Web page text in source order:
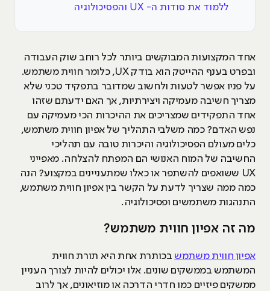
ללמוד את סודות ה- UX והפסיכולוגיה
אחד המקצועות המבוקשים ביותר לכל רוחב שוק העבודה
ובפרט בענף ההייטק הוא בודק UX, כלומר חווית משתמש.
על פניו אפשר לטעות ולחשוב שמדובר בתפקיד טכני שלא
מצריך חשיבה מעמיקה ויצירתיות, אך האם ידעתם שזהו
אחד התפקידים שמצריכים את ההיכרות הכי מעמיקה עם
נפש האדם? כמה משלבי התהליך של אפיון חווית משתמש,
כלים מעולם הפסיכולוגיה והיכרות טובה עם תהליכי
החשיבה של המוח האנושי הם המפתח להצלחה. מאפייני
UX ששואפים להשתפר או כאלו שמתעניינים במקצוע? הנה
כמה ממה שצריך לדעת על הקשר בין אפיון חווית משתמש,
התנהגות משתמשים ופסיכולוגיה.
מה זה אפיון חווית משתמש?
אפיון חווית משתמש בכותרת אחת היא תורת חווית
המשתמש בממשקים שונים. אלו יכולים להיות לצורך העניין
ממשקים פיזיים כמו חדרי הדרכה או מוזיאונים, אך לרוב